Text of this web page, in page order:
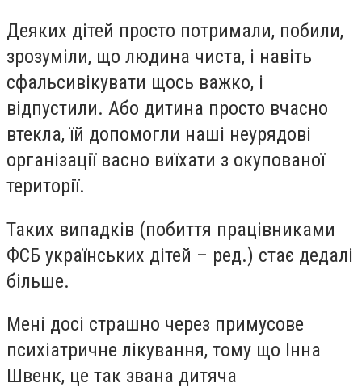
Деяких дітей просто потримали, побили,
зрозуміли, що людина чиста, і навіть
сфальсивікувати щось важко, і
відпустили. Або дитина просто вчасно
втекла, їй допомогли наші неурядові
організації васно виїхати з окупованої
території.
Таких випадків (побиття працівниками
ФСБ українських дітей – ред.) стає дедалі
більше.
Мені досі страшно через примусове
психіатричне лікування, тому що Інна
Швенк, це так звана дитяча